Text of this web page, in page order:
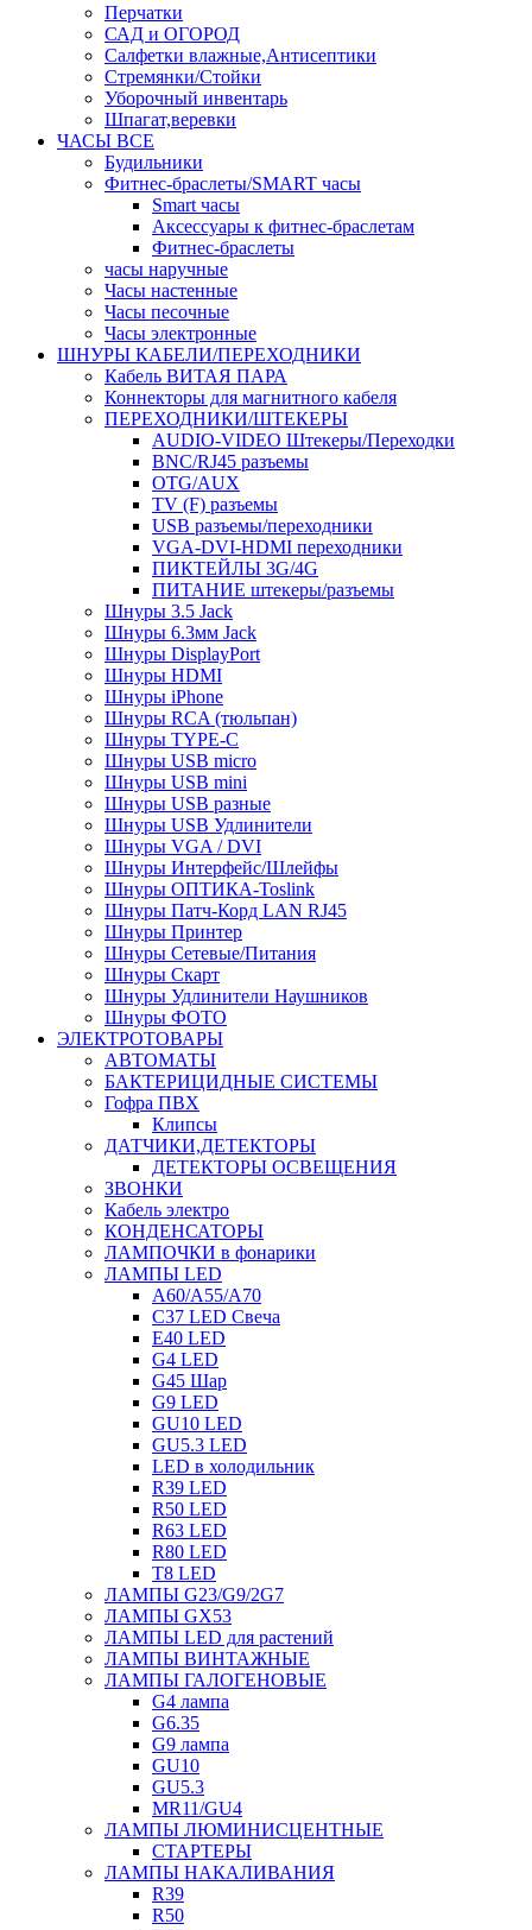
Перчатки
САД и ОГОРОД
Салфетки влажные,Антисептики
Стремянки/Стойки
Уборочный инвентарь
Шпагат,веревки
ЧАСЫ ВСЕ
Будильники
Фитнес-браслеты/SMART часы
Smart часы
Аксессуары к фитнес-браслетам
Фитнес-браслеты
часы наручные
Часы настенные
Часы песочные
Часы электронные
ШНУРЫ КАБЕЛИ/ПЕРЕХОДНИКИ
Кабель ВИТАЯ ПАРА
Коннекторы для магнитного кабеля
ПЕРЕХОДНИКИ/ШТЕКЕРЫ
AUDIO-VIDEO Штекеры/Переходки
BNC/RJ45 разъемы
OTG/AUX
TV (F) разъемы
USB разъемы/переходники
VGA-DVI-HDMI переходники
ПИКТЕЙЛЫ 3G/4G
ПИТАНИЕ штекеры/разъемы
Шнуры 3.5 Jack
Шнуры 6.3мм Jack
Шнуры DisplayPort
Шнуры HDMI
Шнуры iPhone
Шнуры RCA (тюльпан)
Шнуры TYPE-C
Шнуры USB micro
Шнуры USB mini
Шнуры USB разные
Шнуры USB Удлинители
Шнуры VGA / DVI
Шнуры Интерфейс/Шлейфы
Шнуры ОПТИКА-Toslink
Шнуры Патч-Корд LAN RJ45
Шнуры Принтер
Шнуры Сетевые/Питания
Шнуры Скарт
Шнуры Удлинители Наушников
Шнуры ФОТО
ЭЛЕКТРОТОВАРЫ
АВТОМАТЫ
БАКТЕРИЦИДНЫЕ СИСТЕМЫ
Гофра ПВХ
Клипсы
ДАТЧИКИ,ДЕТЕКТОРЫ
ДЕТЕКТОРЫ ОСВЕЩЕНИЯ
ЗВОНКИ
Кабель электро
КОНДЕНСАТОРЫ
ЛАМПОЧКИ в фонарики
ЛАМПЫ LED
A60/A55/A70
C37 LED Свеча
E40 LED
G4 LED
G45 Шар
G9 LED
GU10 LED
GU5.3 LED
LED в холодильник
R39 LED
R50 LED
R63 LED
R80 LED
T8 LED
ЛАМПЫ G23/G9/2G7
ЛАМПЫ GX53
ЛАМПЫ LED для растений
ЛАМПЫ ВИНТАЖНЫЕ
ЛАМПЫ ГАЛОГЕНОВЫЕ
G4 лампа
G6.35
G9 лампа
GU10
GU5.3
MR11/GU4
ЛАМПЫ ЛЮМИНИСЦЕНТНЫЕ
СТАРТЕРЫ
ЛАМПЫ НАКАЛИВАНИЯ
R39
R50